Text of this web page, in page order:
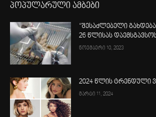
პოპულარული ამბები
“შესაძლებელი
26 წლისას
ნოემბერი 10, 2023
2024 წლის ტრენდული
მარტი 11, 2024